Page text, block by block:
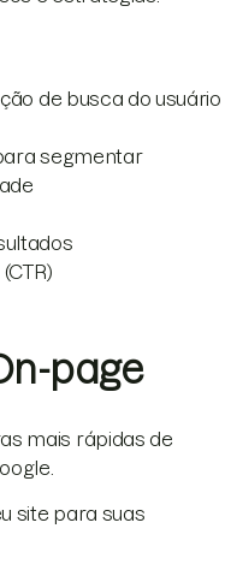
de busca do usuário
segmentar
page
mais rápidas de
site para suas